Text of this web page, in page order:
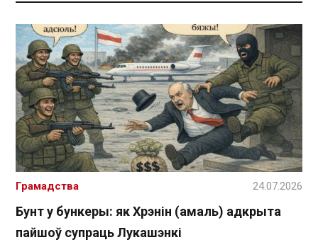
Бунт у бункеры: як Хрэнін (амаль) адкрыта
пайшоў супраць Лукашэнкі
Грамадства 24.07.2026